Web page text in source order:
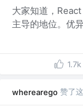
大家知道，
主导的地位。优
1.7k
wherearego 赞了